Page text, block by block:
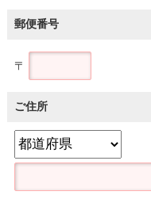
郵便番号
〒
ご住所